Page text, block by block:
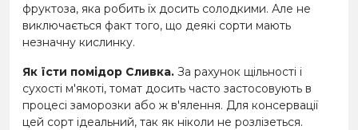
фруктоза, яка робить їх досить солодкими. Але не
виключається факт того, що деякі сорти мають
незначну кислинку.
Як їсти помідор Сливка. За рахунок щільності і
сухості м'якоті, томат досить часто застосовують в
процесі заморозки або ж в'ялення. Для консервації
цей сорт ідеальний, так як ніколи не розлізеться.